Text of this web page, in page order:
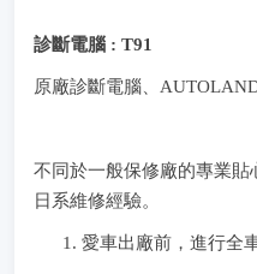
診斷電腦 : T91
原廠診斷電腦、
不同於一般保修廠的專業
日系維修經驗。
愛車出廠前，進行全